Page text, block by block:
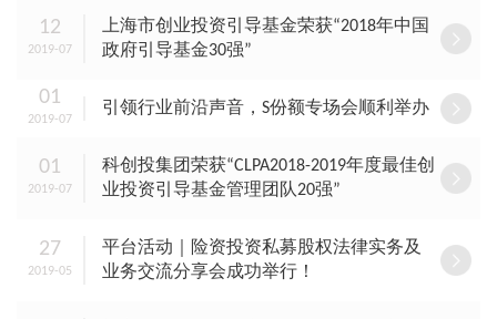
12
2019-07
上海市创业投资引导基金荣获“2018年中国
政府引导基金30强”
01
2019-07
引领行业前沿声音，S份额专场会顺利举办
01
2019-07
科创投集团荣获“CLPA2018-2019年度最佳创
业投资引导基金管理团队20强”
27
2019-05
平台活动｜险资投资私募股权法律实务及
业务交流分享会成功举行！